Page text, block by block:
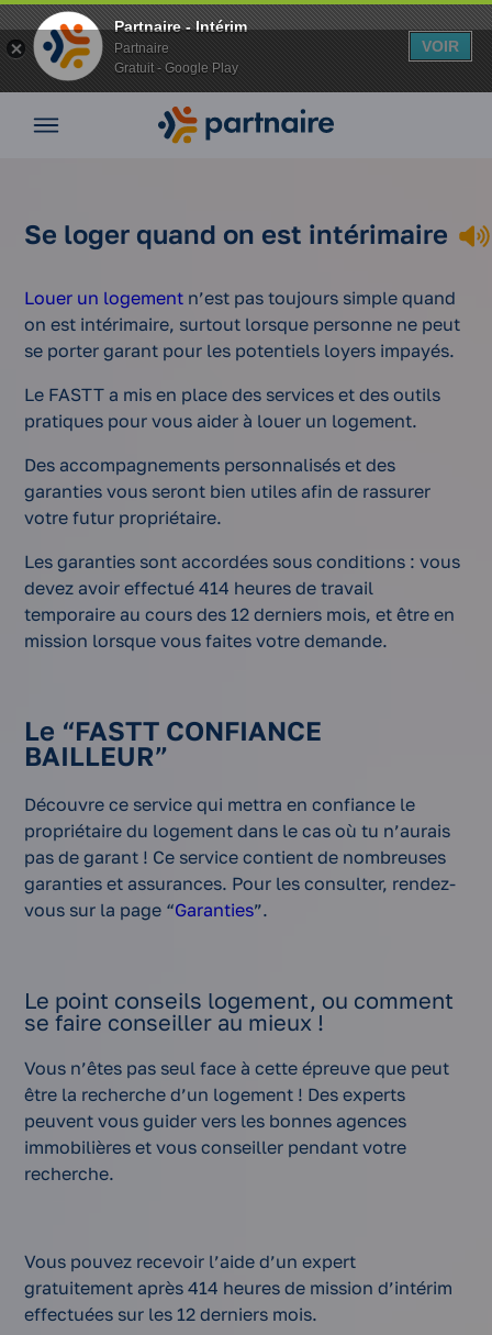
Partnaire - Intérim
Partnaire
Gratuit - Google Play
VOIR
Nos
Vos
avantages
conseils
Espace
entreprise
compte
Accueil
Vos
avantages
quand on
Se loger quand on est intérimaire
Louer un logement n’est pas toujours simple quand
on est intérimaire, surtout lorsque personne ne peut
se porter garant pour les potentiels loyers impayés.
Le FASTT a mis en place des services et des outils
pratiques pour vous aider à louer un logement.
Des accompagnements personnalisés et des
garanties vous seront bien utiles afin de rassurer
votre futur propriétaire.
Les garanties sont accordées sous conditions : vous
devez avoir effectué 414 heures de travail
temporaire au cours des 12 derniers mois, et être en
mission lorsque vous faites votre demande.
Le “FASTT CONFIANCE
BAILLEUR”
Découvre ce service qui mettra en confiance le
propriétaire du logement dans le cas où tu n’aurais
pas de garant ! Ce service contient de nombreuses
garanties et assurances. Pour les consulter, rendez-
vous sur la page “Garanties”.
Le point conseils logement, ou comment
se faire conseiller au mieux !
Vous n’êtes pas seul face à cette épreuve que peut
être la recherche d’un logement ! Des experts
peuvent vous guider vers les bonnes agences
immobilières et vous conseiller pendant votre
recherche.
Vous pouvez recevoir l’aide d’un expert
gratuitement après 414 heures de mission d’intérim
effectuées sur les 12 derniers mois.